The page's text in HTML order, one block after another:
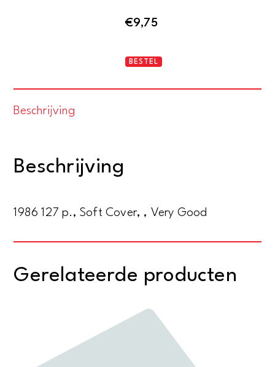
€9,75
Paul
BESTEL
Beschrijving
Beschrijving
1986 127 p., Soft Cover, , Very Good
Gerelateerde producten